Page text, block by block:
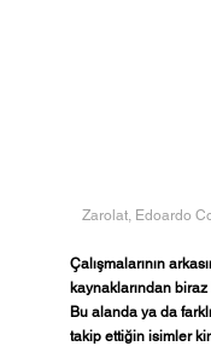
Zarolat, Edoardo
Çalışmalarının
kaynaklarından
Bu alanda ya da
takip ettiğin isimler